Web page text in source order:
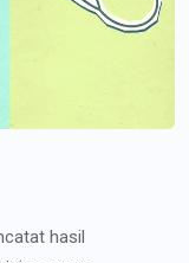
hasil